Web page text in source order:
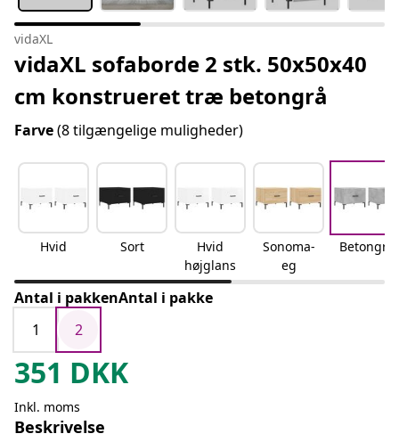
vidaXL
vidaXL sofaborde 2 stk. 50x50x40
cm konstrueret træ betongrå
Farve(8 tilgængelige muligheder)
Hvid Sort
Hvid
højglans
Sonoma-
eg
Betongrå
Antal i pakkenAntal i pakke
1
2
351 DKK
Inkl. moms
Beskrivelse